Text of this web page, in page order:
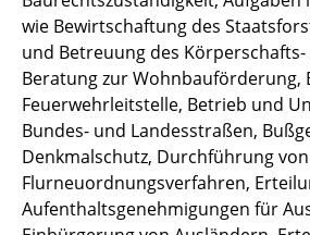
wie Bewirtschaftung des
und Betreuung des
Beratung zur Wohnbauförderung,
Feuerwehrleitstelle, Betrieb und
Bundes- und Landesstraßen,
Denkmalschutz, Durchführung von
Flurneuordnungsverfahren,
Aufenthaltsgenehmigungen für